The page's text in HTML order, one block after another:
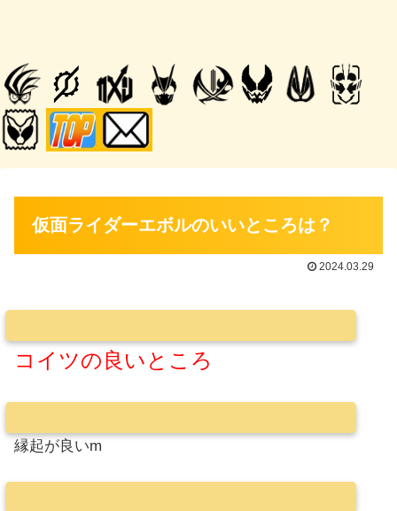
仮面ライダーエボルのいいところは？
2024.03.29
コイツの良いところ
縁起が良いm